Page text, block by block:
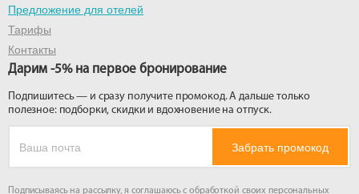
Предложение для отелей
Тарифы
Контакты
Дарим -5% на первое бронирование
Подпишитесь — и сразу получите промокод. А дальше только
полезное: подборки, скидки и вдохновение на отпуск.
Забрать промокод
Подписываясь на рассылку, я соглашаюсь с обработкой своих персональных